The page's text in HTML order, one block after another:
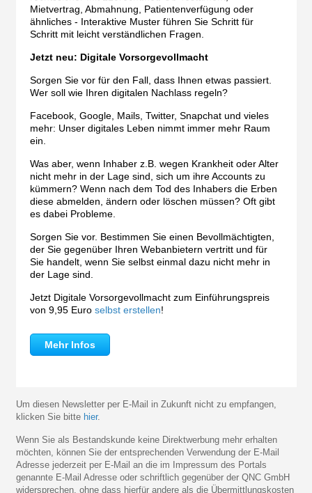
Mietvertrag, Abmahnung, Patientenverfügung oder
ähnliches - Interaktive Muster führen Sie Schritt für
Schritt mit leicht verständlichen Fragen.
Jetzt neu: Digitale Vorsorgevollmacht
Sorgen Sie vor für den Fall, dass Ihnen etwas passiert.
Wer soll wie Ihren digitalen Nachlass regeln?
Facebook, Google, Mails, Twitter, Snapchat und vieles
mehr: Unser digitales Leben nimmt immer mehr Raum
ein.
Was aber, wenn Inhaber z.B. wegen Krankheit oder Alter
nicht mehr in der Lage sind, sich um ihre Accounts zu
kümmern? Wenn nach dem Tod des Inhabers die Erben
diese abmelden, ändern oder löschen müssen? Oft gibt
es dabei Probleme.
Sorgen Sie vor. Bestimmen Sie einen Bevollmächtigten,
der Sie gegenüber Ihren Webanbietern vertritt und für
Sie handelt, wenn Sie selbst einmal dazu nicht mehr in
der Lage sind.
Jetzt Digitale Vorsorgevollmacht zum Einführungspreis
von 9,95 Euro selbst erstellen!
Mehr Infos
Um diesen Newsletter per E-Mail in Zukunft nicht zu empfangen,
klicken Sie bitte hier.
Wenn Sie als Bestandskunde keine Direktwerbung mehr erhalten
möchten, können Sie der entsprechenden Verwendung der E-Mail
Adresse jederzeit per E-Mail an die im Impressum des Portals
genannte E-Mail Adresse oder schriftlich gegenüber der QNC GmbH
widersprechen, ohne dass hierfür andere als die Übermittlungskosten